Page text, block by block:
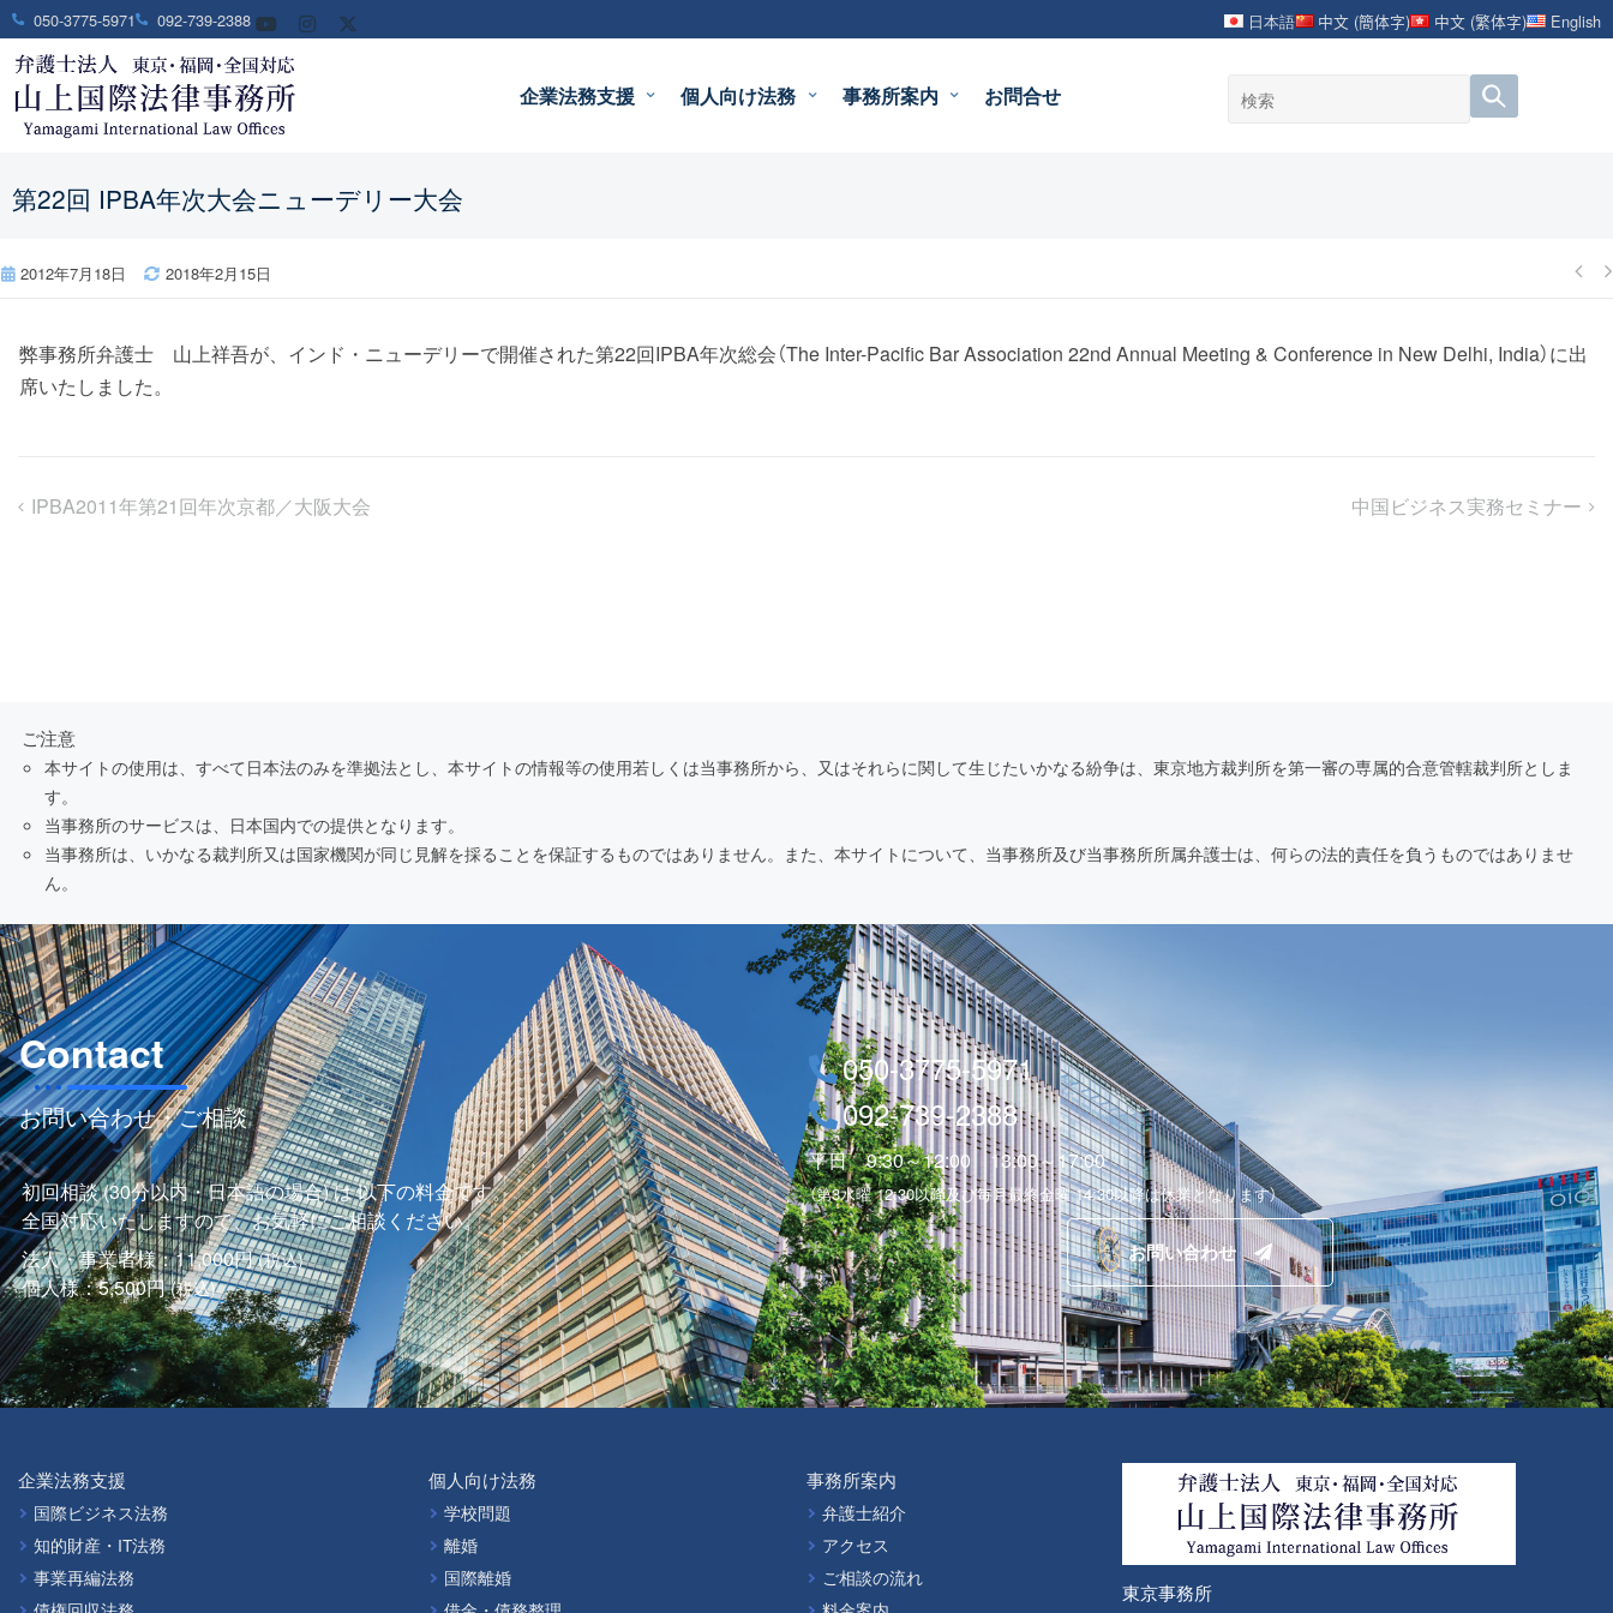
050-3775-5971 092-739-2388 日本語 中文 (簡体字) 中文 (繁体字) English
企業法務支援 個人向け法務 事務所案内 お問合せ
第22回 IPBA年次大会ニューデリー大会
2012年7月18日 2018年2月15日
弊事務所弁護士 山上祥吾が、インド・ニューデリーで開催された第22回IPBA年次総会（The Inter-Pacific Bar Association 22nd Annual Meeting & Conference in New Delhi, India）に出
席いたしました。
IPBA2011年第21回年次京都／大阪大会 中国ビジネス実務セミナー
ご注意
本サイトの使用は、すべて日本法のみを準拠法とし、本サイトの情報等の使用若しくは当事務所から、又はそれらに関して生じたいかなる紛争は、東京地方裁判所を第一審の専属的合意管轄裁判所としま
す。
当事務所のサービスは、日本国内での提供となります。
当事務所は、いかなる裁判所又は国家機関が同じ見解を採ることを保証するものではありません。また、本サイトについて、当事務所及び当事務所所属弁護士は、何らの法的責任を負うものではありませ
ん。
Contact
お問い合わせ・ご相談
初回相談 (30分以内・日本語の場合) は 以下の料金です。
全国対応いたしますので、お気軽にご相談ください。
法人・事業者様：11,000円(税込)
個人様：5,500円(税込)
050-3775-5971
092-739-2388
平日 9:30～12:00 13:00～17:00
（第3水曜 12:30以降及び毎月最終金曜 14:30以降は休業となります）
お問い合わせ
企業法務支援
国際ビジネス法務
知的財産・IT法務
事業再編法務
個人向け法務
学校問題
離婚
国際離婚
事務所案内
弁護士紹介
アクセス
ご相談の流れ
東京事務所